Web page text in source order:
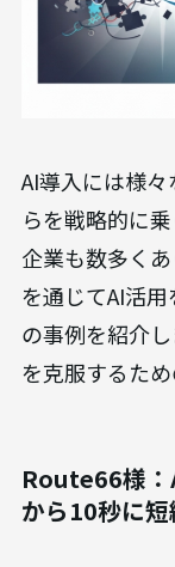
AI導入には様
らを戦略的に
企業も数多く
を通じてAI活
の事例を紹介
を克服するた
Route66様：
から10秒に短